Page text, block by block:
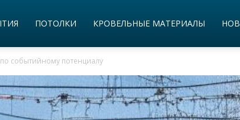
ПОТОЛКИ КРОВЕЛЬНЫЕ МАТЕРИАЛЫ
событийному потенциалу